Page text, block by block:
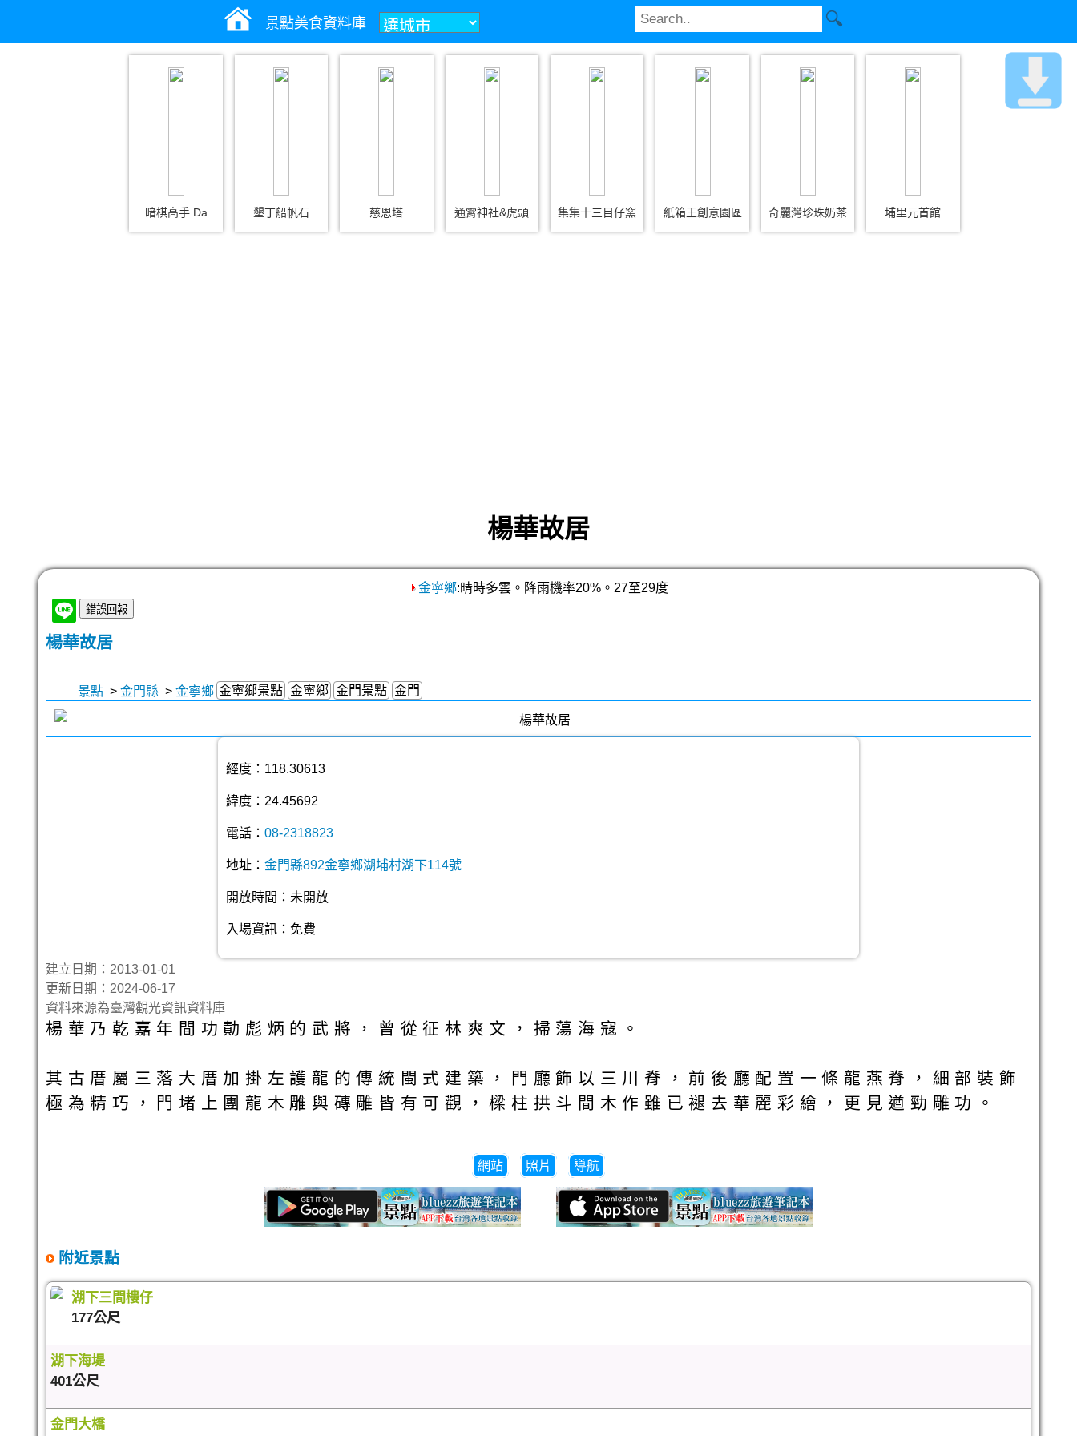
景點美食資料庫
暗棋高手 Da 墾丁船帆石 慈恩塔 通霄神社&虎頭 集集十三目仔窯 紙箱王創意園區 奇麗灣珍珠奶茶 埔里元首館
楊華故居
金寧鄉:晴時多雲。降雨機率20%。27至29度
楊華故居
景點 > 金門縣 > 金寧鄉 金寧鄉景點 金寧鄉 金門景點 金門
經度：118.30613
緯度：24.45692
電話： 08-2318823
地址： 金門縣892金寧鄉湖埔村湖下114號
開放時間：未開放
入場資訊：免費
建立日期：2013-01-01
更新日期：2024-06-17
資料來源為臺灣觀光資訊資料庫
楊華乃乾嘉年間功勣彪炳的武將，曾從征林爽文，掃蕩海寇。
其古厝屬三落大厝加掛左護龍的傳統閩式建築，門廳飾以三川脊，前後廳配置一條龍燕脊，細部裝飾
極為精巧，門堵上團龍木雕與磚雕皆有可觀，樑柱拱斗間木作雖已褪去華麗彩繪，更見遒勁雕功。
網站 照片 導航
附近景點
湖下三間樓仔
177公尺
湖下海堤
401公尺
金門大橋